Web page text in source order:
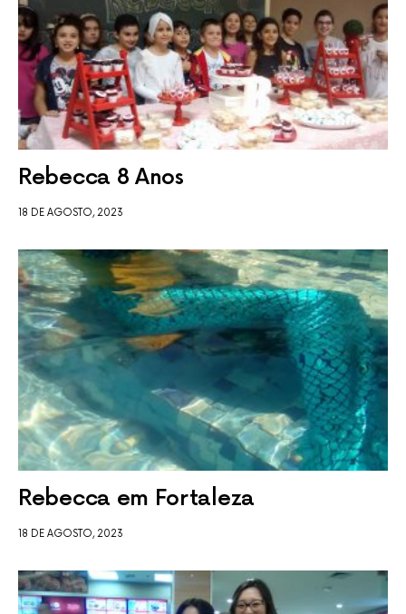
Rebecca 8 Anos
18 DE AGOSTO, 2023
Rebecca em Fortaleza
18 DE AGOSTO, 2023